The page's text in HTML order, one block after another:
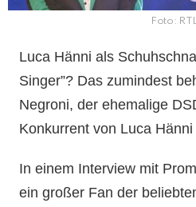
Foto:
Luca Hänni als
Singer”? Das zumindest
Negroni, der ehemalige
Konkurrent von Luca
In einem Interview mit
ein großer Fan der